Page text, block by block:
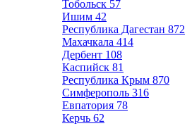
Тобольск 57
Ишим 42
Республика Дагестан 872
Махачкала 414
Дербент 108
Каспийск 81
Республика Крым 870
Симферополь 316
Евпатория 78
Керчь 62